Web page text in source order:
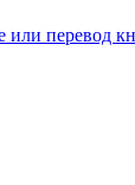
или перевод